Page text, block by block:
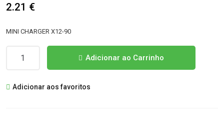
2.21 €
MINI CHARGER X12-90
CHARGER
Adicionar ao Carrinho
Adicionar aos favoritos